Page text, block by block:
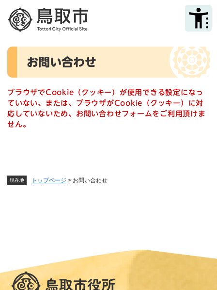
メニューを飛ばして本文へ
現在地 トップページ > お問い合わせ
本
お問い合わせ
ブラウザでCookie（クッキー）が使用できる設定になっ
ていない、または、ブラウザがCookie（クッキー）に対
応していないため、お問い合わせフォームをご利用頂けま
せん。